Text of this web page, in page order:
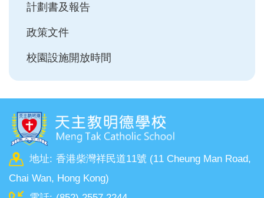
計劃書及報告
政策文件
校園設施開放時間
地址: 香港柴灣祥民道11號 (11 Cheung Man Road,
Chai Wan, Hong Kong)